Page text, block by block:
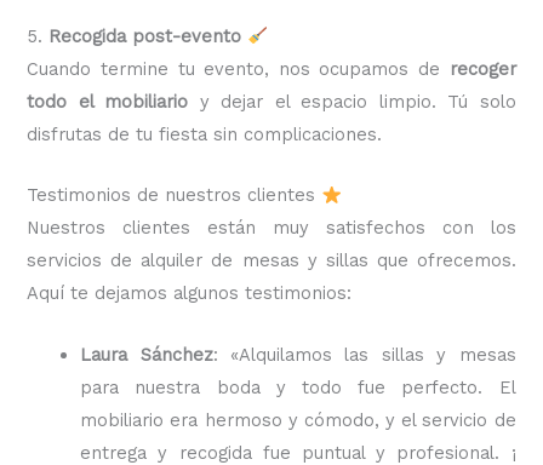
5. Recogida post-evento
Cuando termine tu evento, nos ocupamos de
recoger
todo el mobiliario y dejar el espacio limpio. Tú solo
disfrutas de tu fiesta sin complicaciones.
Testimonios de nuestros clientes
Nuestros clientes están muy satisfechos con los
servicios de alquiler de mesas y sillas que ofrecemos.
Aquí te dejamos algunos testimonios:
Laura Sánchez: «Alquilamos las sillas y mesas
para nuestra boda y todo fue perfecto. El
mobiliario era hermoso y cómodo, y el servicio de
entrega y recogida fue puntual y profesional. ¡